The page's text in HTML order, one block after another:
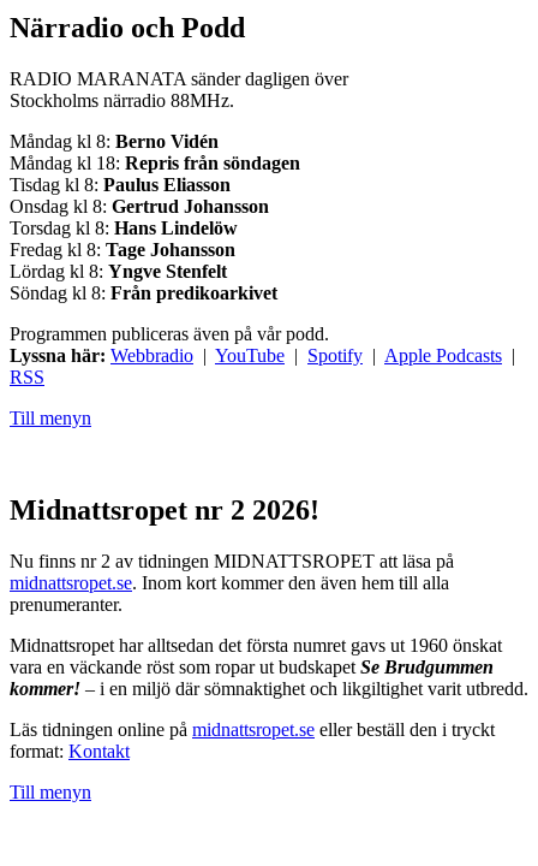
Närradio och Podd
RADIO MARANATA sänder dagligen över
Stockholms närradio 88MHz.
Måndag kl 8: Berno Vidén
Måndag kl 18: Repris från söndagen
Tisdag kl 8: Paulus Eliasson
Onsdag kl 8: Gertrud Johansson
Torsdag kl 8: Hans Lindelöw
Fredag kl 8: Tage Johansson
Lördag kl 8: Yngve Stenfelt
Söndag kl 8: Från predikoarkivet
Programmen publiceras även på vår podd.
Lyssna här: Webbradio | YouTube | Spotify | Apple Podcasts |
RSS
Till menyn
Midnattsropet nr 2 2026!
Nu finns nr 2 av tidningen MIDNATTSROPET att läsa på
midnattsropet.se. Inom kort kommer den även hem till alla
prenumeranter.
Midnattsropet har alltsedan det första numret gavs ut 1960 önskat
vara en väckande röst som ropar ut budskapet Se Brudgummen
kommer! – i en miljö där sömnaktighet och likgiltighet varit utbredd.
Läs tidningen online på midnattsropet.se eller beställ den i tryckt
format: Kontakt
Till menyn